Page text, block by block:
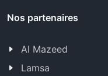
Nos partenaires
Al Mazeed
Lamsa